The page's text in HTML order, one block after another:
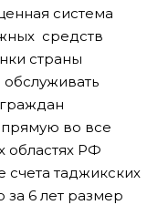
система
средств
страны
обслуживать
во все
областях РФ
счета таджикских
за 6 лет размер